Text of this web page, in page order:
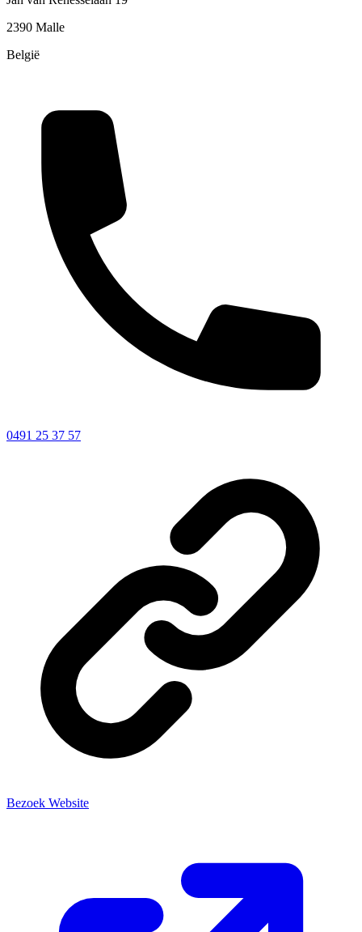
2390 Malle
België
0491 25 37 57
Bezoek Website